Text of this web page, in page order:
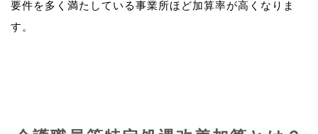
要件を多く満たしている事業所ほど加算率が高くなりま
す。